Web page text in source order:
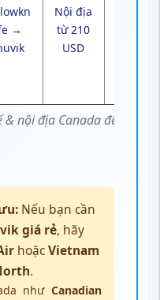
& nội địa Canada đến Inuvik
→
Nội địa
từ 210
USD
Nếu bạn cần
giá rẻ, hãy
hoặcVietnam
.
như Canadian